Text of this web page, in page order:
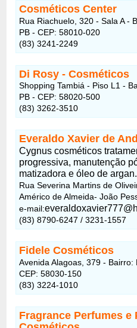
Cosméticos Center
Rua Riachuelo, 320 - Sala A -
PB - CEP: 58010-020
(83) 3241-2249
Di Rosy- Cosméticos
Shopping Tambiá - Piso L1 -
PB - CEP: 58020-500
(83) 3262-3510
Everaldo Xavier de
Cygnus cosméticos
progressiva, manutenção
matizadora e óleo de argan.
Rua Severina Martins de
Américo de Almeida- João
e-mail:
(83) 8790-6247 / 3231-1557
Fidele Cosméticos
Avenida Alagoas, 379 -
CEP: 58030-150
(83) 3224-1010
Fragrance Perfumes